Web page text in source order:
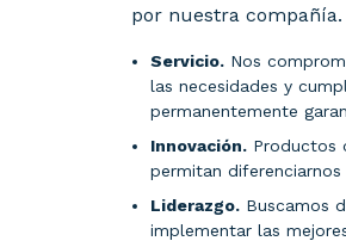
por nuestra
Servicio. Nos
las necesidades y
permanentemente
Innovación. Productos
permitan
Liderazgo. Buscamos
implementar las